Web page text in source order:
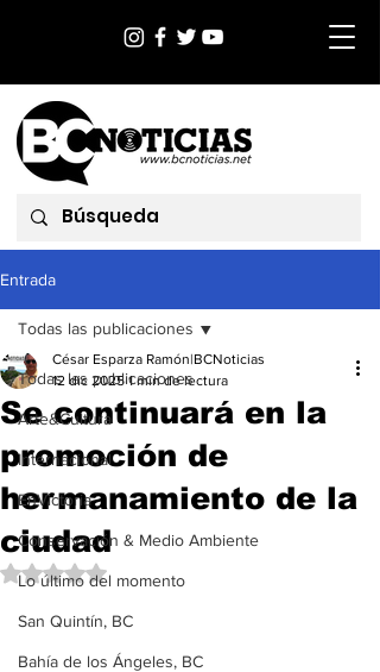
Entrada
Todas las publicaciones
Arte&Cultura
Internacional
EnVictoria
Conservación & Medio Ambiente
Lo último del momento
San Quintín, BC
Bahía de los Ángeles, BC
Todas las publicaciones
Se continuará en la
promoción de
hermanamiento de la
ciudad
César Esparza Ramón|BCNoticias
12 dic 2025 1 min de lectura
Obtuvo NaN de 5 estrellas.